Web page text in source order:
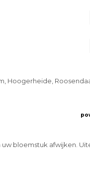
Hoogerheide,
bloemstuk afwijken.